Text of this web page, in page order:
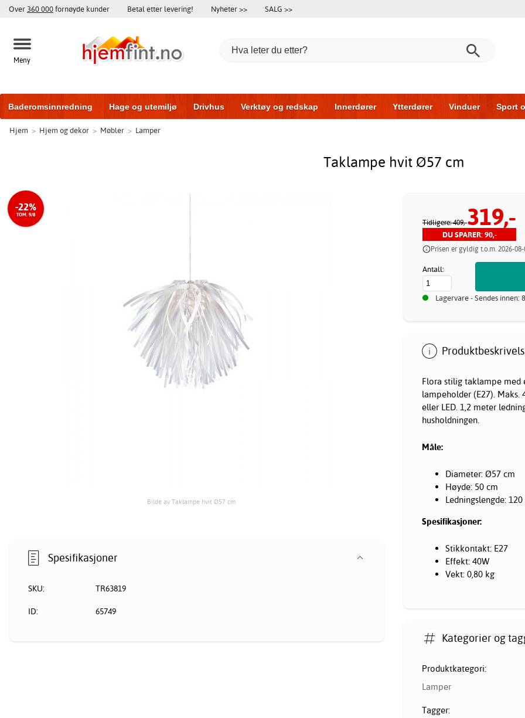
Over 360 000fornøyde kunder Betal etter levering! Nyheter >> SALG >>
Meny
Baderomsinnredning Hage og utemiljø Drivhus Verktøy og redskap Innerdører Ytterdører Vinduer Sport
Baderomsmøbler Hjem og innredning
Hjem > Hjem og dekor > Møbler > Lamper
Taklampe hvit Ø57 cm
-22%
TOM. 9/8
Bilde av Taklampe hvit Ø57 cm
Tidligere: 409,-319,-
DU SPARER: 90,-
Prisen er gyldig t.o.m. 2026-08-
Antall:
Lagervare - Sendes innen:
Flora stilig taklampe med
lampeholder (E27).
eller LED. 1,2 meter
husholdningen.
Måle:
Diameter: Ø57 cm
Høyde: 50 cm
Ledningslengde:
Spesifikasjoner:
Stikkontakt: E27
Effekt: 40W
Vekt: 0,80 kg
Spesifikasjoner
SKU: TR63819
ID: 65749
Kategorier og
Produktkategori:
Lamper
Tagger: